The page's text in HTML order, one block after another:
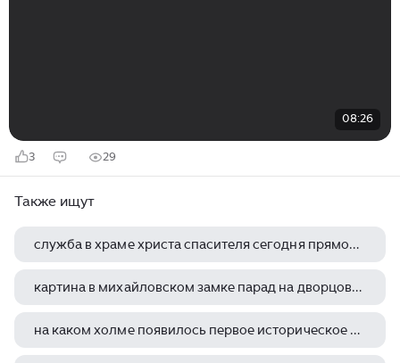
08:26
3 29
Также ищут
служба в храме христа спасителя сегодня прямой эфир
картина в михайловском замке парад на дворцовой площади
на каком холме появилось первое историческое поселение города детинец московский кремль